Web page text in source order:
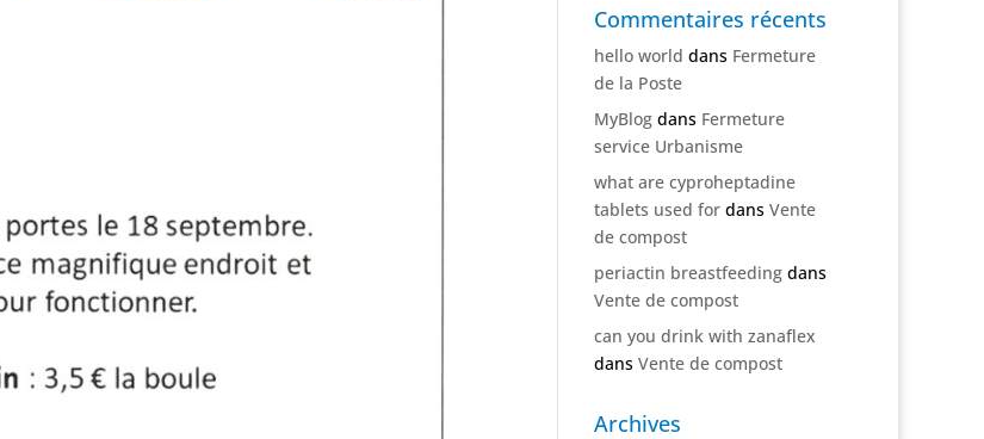
Commentaires récents
hello world dans Fermeture
de la Poste
MyBlogdans Fermeture
service Urbanisme
what are cyproheptadine
tablets used fordans Vente
de compost
periactin breastfeedingdans
Vente de compost
can you drink with zanaflex
dans Vente de compost
Archives